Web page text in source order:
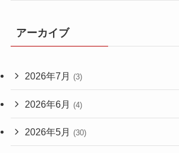
アーカイブ
2026年7月 (3)
2026年6月 (4)
2026年5月 (30)